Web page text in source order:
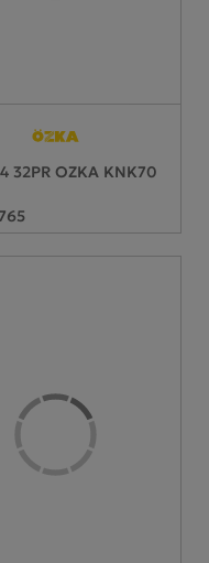
32PR OZKA KNK70